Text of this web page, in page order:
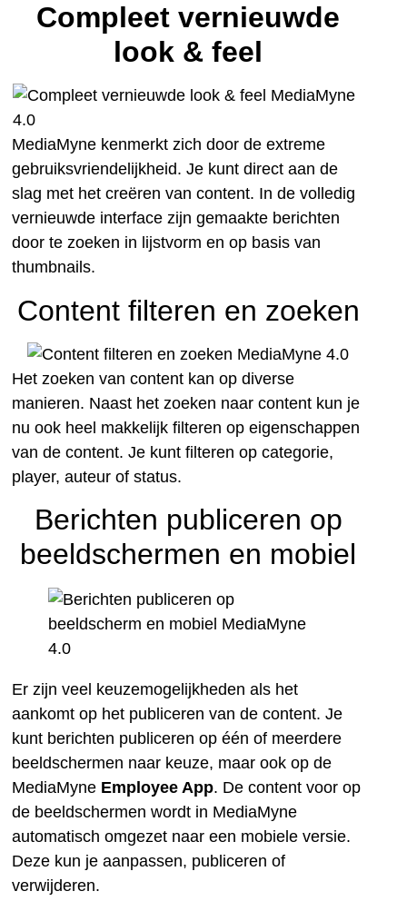
Compleet vernieuwde
look & feel
MediaMyne kenmerkt zich door de extreme
gebruiksvriendelijkheid. Je kunt direct aan de
slag met het creëren van content. In de volledig
vernieuwde interface zijn gemaakte berichten
door te zoeken in lijstvorm en op basis van
thumbnails.
Content filteren en zoeken
Het zoeken van content kan op diverse
manieren. Naast het zoeken naar content kun je
nu ook heel makkelijk filteren op eigenschappen
van de content. Je kunt filteren op categorie,
player, auteur of status.
Berichten publiceren op
beeldschermen en mobiel
Er zijn veel keuzemogelijkheden als het
aankomt op het publiceren van de content. Je
kunt berichten publiceren op één of meerdere
beeldschermen naar keuze, maar ook op de
MediaMyne Employee App. De content voor op
de beeldschermen wordt in MediaMyne
automatisch omgezet naar een mobiele versie.
Deze kun je aanpassen, publiceren of
verwijderen.